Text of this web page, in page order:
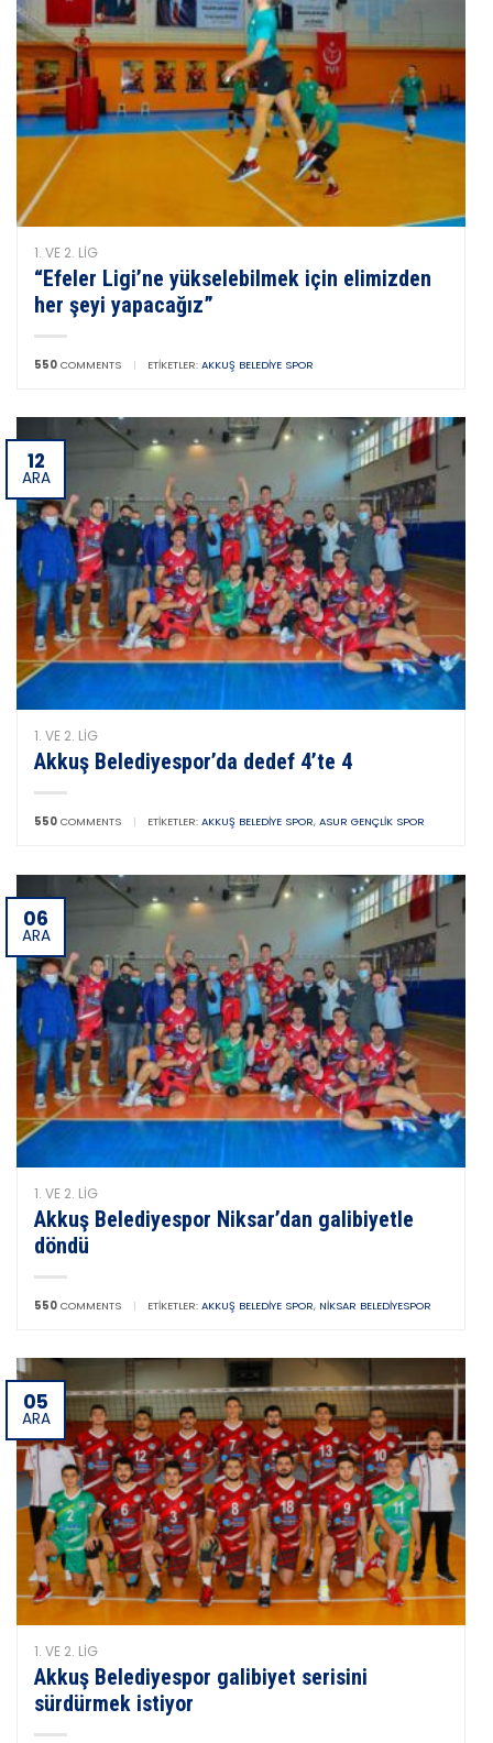
1. VE 2. LIG
“Efeler Ligi’ne yükselebilmek için elimizden
her şeyi yapacağız”
550 COMMENTS | ETIKETLER: AKKUŞ BELEDIYE SPOR
12
ARA
1. VE 2. LIG
Akkuş Belediyespor’da dedef 4’te 4
550 COMMENTS | ETIKETLER: AKKUŞ BELEDIYE SPOR, ASUR GENÇLIK SPOR
06
ARA
1. VE 2. LIG
Akkuş Belediyespor Niksar’dan galibiyetle
döndü
550 COMMENTS | ETIKETLER: AKKUŞ BELEDIYE SPOR, NIKSAR BELEDIYESPOR
05
ARA
1. VE 2. LIG
Akkuş Belediyespor galibiyet serisini
sürdürmek istiyor